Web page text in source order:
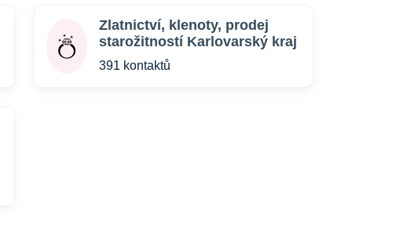
Zlatnictví, klenoty, prodej
starožitností Karlovarský kraj
391 kontaktů